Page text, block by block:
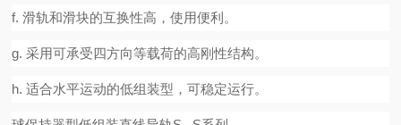
f.滑轨和滑块的互换性高，使用便利。
g.采用可承受四方向等载荷的高刚性结构。
h.适合水平运动的低组装型，可稳定运行。